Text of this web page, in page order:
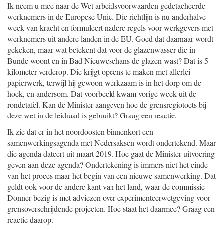
Ik neem u mee naar de Wet arbeidsvoorwaarden gedetacheerde
werknemers in de Europese Unie. Die richtlijn is nu anderhalve
week van kracht en formuleert nadere regels voor werkgevers met
werknemers uit andere landen in de EU. Goed dat daarnaar wordt
gekeken, maar wat betekent dat voor de glazenwasser die in
Bunde woont en in Bad Nieuweschans de glazen wast? Dat is 5
kilometer verderop. Die krijgt opeens te maken met allerlei
papierwerk, terwijl hij gewoon werkzaam is in het dorp om de
hoek, en andersom. Dat voorbeeld kwam vorige week uit de
rondetafel. Kan de Minister aangeven hoe de grensregiotoets bij
deze wet in de leidraad is gebruikt? Graag een reactie.
Ik zie dat er in het noordoosten binnenkort een
samenwerkingsagenda met Nedersaksen wordt ondertekend. Maar
die agenda dateert uit maart 2019. Hoe gaat de Minister uitvoering
geven aan deze agenda? Ondertekening is immers niet het einde
van het proces maar het begin van een nieuwe samenwerking. Dat
geldt ook voor de andere kant van het land, waar de commissie-
Donner bezig is met adviezen over experimenteerwetgeving voor
grensoverschrijdende projecten. Hoe staat het daarmee? Graag een
reactie daarop.